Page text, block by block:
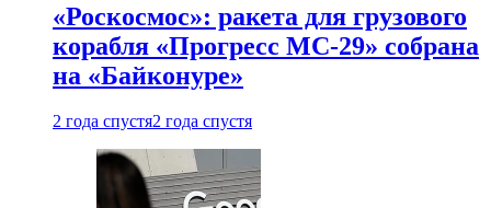
«Роскосмос»: ракета для грузового
корабля «Прогресс МС-29» собрана
на «Байконуре»
2 года спустя2 года спустя